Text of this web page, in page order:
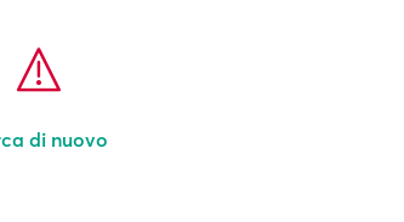
di nuovo